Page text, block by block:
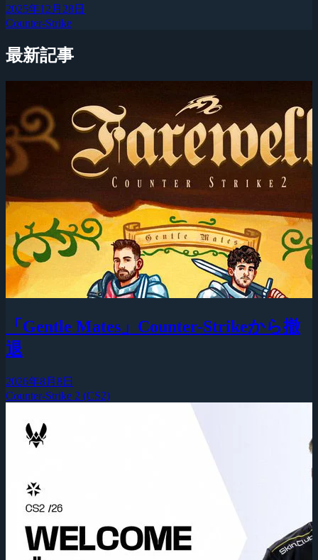
2025年12月28日
Counter-Strike
最新記事
「Gentle Mates」Counter-Strikeから撤
退
2026年8月8日
Counter-Strike 2 (CS2)